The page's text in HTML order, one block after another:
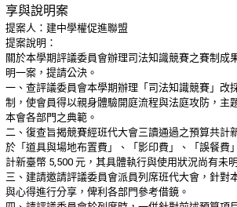
享與說明案
提案人：建中學權促進聯盟
提案說明：
關於本學期評議委員會辦理司法知識競賽之賽制成
明一案，提請公決。
一、查評議委員會本學期辦理「司法知識競賽」改
制，使會員得以親身體驗開庭流程與法庭攻防，主
本會各部門之典範。
二、復查旨揭競賽經班代大會三讀通過之預算共計
於「道具與場地布置費」、「影印費」、「誤餐費
計新臺幣 5,500 元，其具體執行與使用狀況尚有未
三、建請邀請評議委員會派員列席班代大會，針對
與心得進行分享，俾利各部門參考借鏡。